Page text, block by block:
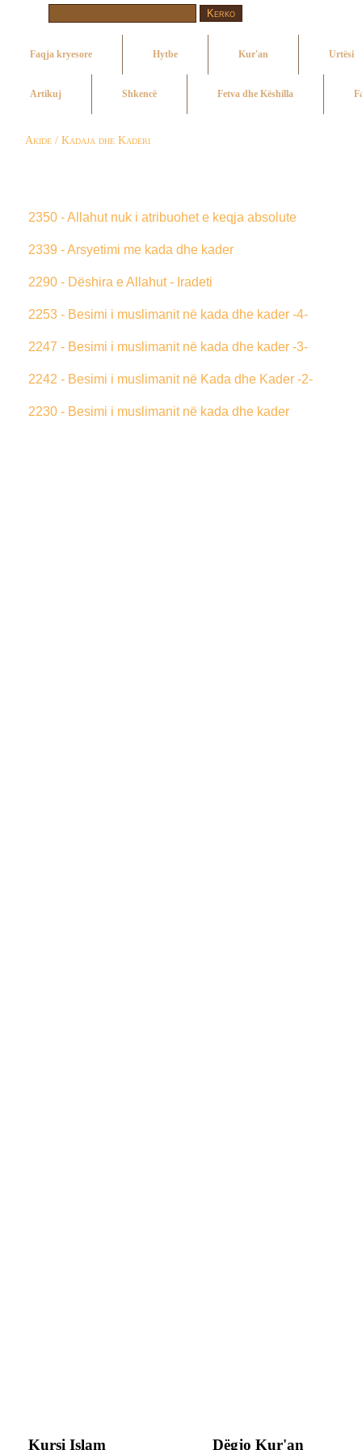
Faqja kryesore Hytbe Kur'an Urtësi
Artikuj Shkencë Fetva dhe Këshilla
Akide / Kadaja dhe Kaderi
2350 - Allahut nuk i atribuohet e keqja absolute
2339 - Arsyetimi me kada dhe kader
2290 - Dëshira e Allahut - Iradeti
2253 - Besimi i muslimanit në kada dhe kader -4-
2247 - Besimi i muslimanit në kada dhe kader -3-
2242 - Besimi i muslimanit në Kada dhe Kader -2-
2230 - Besimi i muslimanit në kada dhe kader
Kursi Islam Dëgjo Kur'an